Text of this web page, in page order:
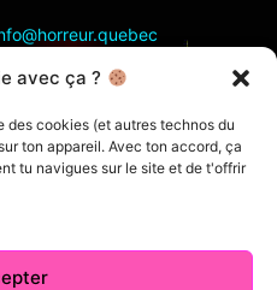
avec ça ?
des cookies (et autres technos du
ton appareil. Avec ton accord, ça
tu navigues sur le site et de t'offrir
NOUS